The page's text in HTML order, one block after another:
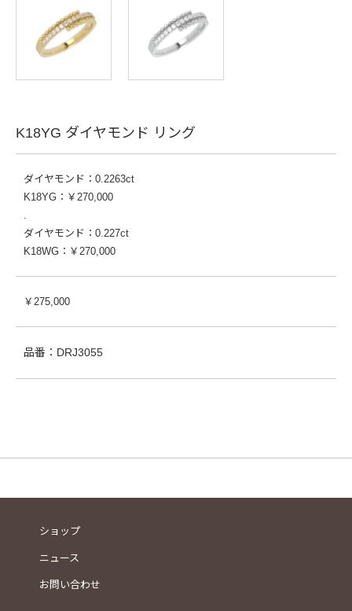
K18YG ダイヤモンド リング
ダイヤモンド：0.2263ct
K18YG：￥270,000
ダイヤモンド：0.227ct
K18WG：￥270,000
￥275,000
品番：DRJ3055
ショップ
ニュース
お問い合わせ